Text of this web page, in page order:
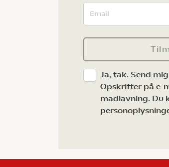
Ja, tak. Send
Opskrifter på e-
madlavning. Du